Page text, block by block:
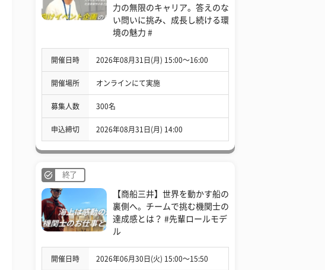
力の無限のキャリア。答えのな
い問いに挑み、成長し続ける環
境の魅力 #
開催日時 2026年08月31日(月) 15:00〜16:00
開催場所 オンラインにて実施
募集人数 300名
申込締切 2026年08月31日(月) 14:00
終了
【商船三井】世界を動かす船の
裏側へ。チームで挑む機関士の
達成感とは？ #先輩ロールモデ
ル
開催日時 2026年06月30日(火) 15:00〜15:50